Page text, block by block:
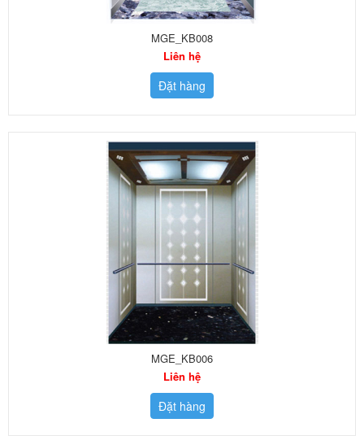
MGE_KB008
Liên hệ
Đặt hàng
MGE_KB006
Liên hệ
Đặt hàng